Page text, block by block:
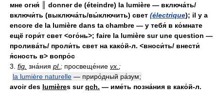
мне огня́ ║ donner de (éteindre) la lumière — включа́ть/
включи́ть (выключа́ть/вы́ключить) свет (électrique); il y a
encore de la lumière dans ta chambre — у тебя́ в ко́мнате
ещё гори́т свет <ого́нь>; faire la lumière sur une question —
пролива́ть/ проли́ть свет на како́й-л. <вноси́ть/ внести́
я́сность в> вопро́с
3. fig. зна́ния pl. ; просвеще́ние vx. ;
la lumière naturelle — приро́дный ра́зум;
avoir des lumières surqch. — име́ть позна́ния в како́й-л.